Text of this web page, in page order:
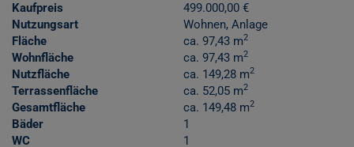
Kaufpreis
499.000,00 €
Nutzungsart
Wohnen Anlage
Fläche
ca. 97,43 m2
Wohnfläche ca. 97,43 m2
Nutzfläche ca. 149,28 m2
Terrassenfläche ca. 52,05 m2
Gesamtfläche ca. 149,48 m2
Bäder
1
WC
1